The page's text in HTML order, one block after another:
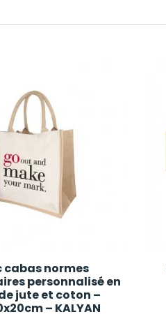
cabas normes
personnalisé en
jute et coton –
– KALYAN